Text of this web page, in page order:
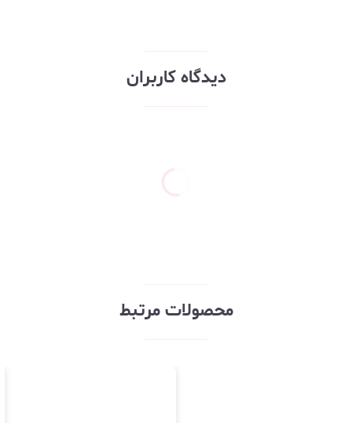
دیدگاه کاربران
محصولات مرتبط